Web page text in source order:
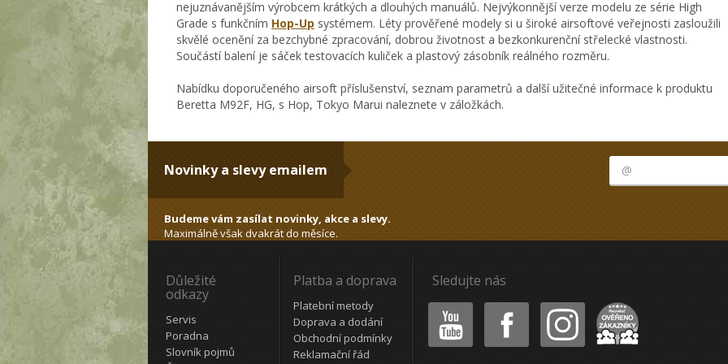
nejuznávanějším výrobcem krátkých a dlouhých manuálů. Nejvýkonnější verze modelu ze série High
Grade s funkčním Hop-Up systémem. Léty prověřené modely si u široké airsoftové veřejnosti zasloužili
skvělé ocenění za bezchybné zpracování, dobrou životnost a bezkonkurenční střelecké vlastnosti.
Součástí balení je sáček testovacích kuliček a plastový zásobník reálného rozměru.
Nabídku doporučeného airsoft příslušenství, seznam parametrů a další užitečné informace k produktu
Beretta M92F, HG, s Hop, Tokyo Marui naleznete v záložkách.
Novinky a slevy emailem
Budeme vám zasílat novinky, akce a slevy.
Maximálně však dvakrát do měsíce.
Důležité
odkazy
Servis
Poradna
Slovník pojmů
Platba a doprava
Platební metody
Doprava a dodání
Obchodní podmínky
Reklamační řád
Sledujte nás
Youtube Facebook Instagram Heureka